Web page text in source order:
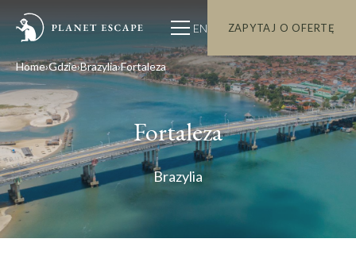
EN ZAPYTAJ O OFERTĘ
Home Gdzie Brazylia Fortaleza
Fortaleza
Brazylia